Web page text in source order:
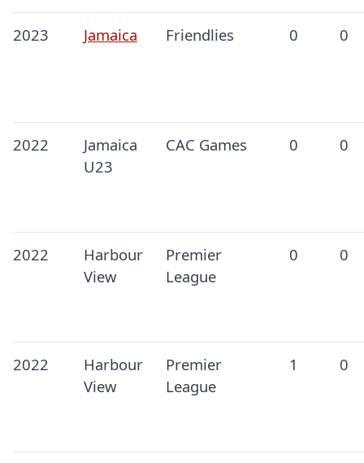
2023 Jamaica Friendlies 0 0
2022
Jamaica
U23
CAC Games 0 0
2022
Harbour
View
Premier
League
0 0
2022
Harbour
View
Premier
League
1 0